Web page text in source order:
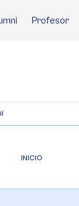
Profesor
INICIO